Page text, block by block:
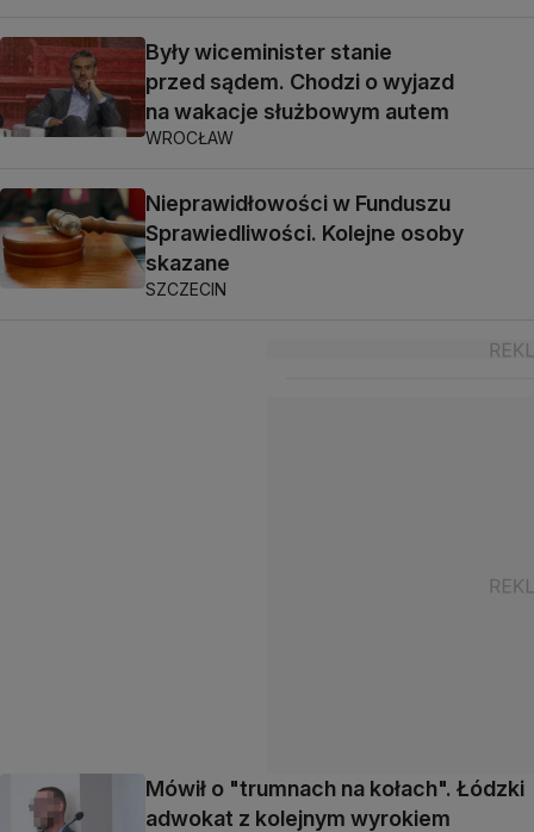
Były wiceminister stanie
przed sądem. Chodzi o wyjazd
na wakacje służbowym autem
WROCŁAW
Nieprawidłowości w Funduszu
Sprawiedliwości. Kolejne osoby
skazane
SZCZECIN
Mówił o "trumnach na kołach". Łódzki
adwokat z kolejnym wyrokiem